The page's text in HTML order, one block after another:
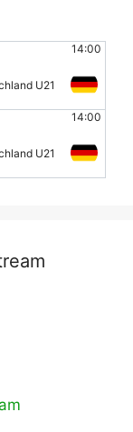
14:00
U21
14:00
U21